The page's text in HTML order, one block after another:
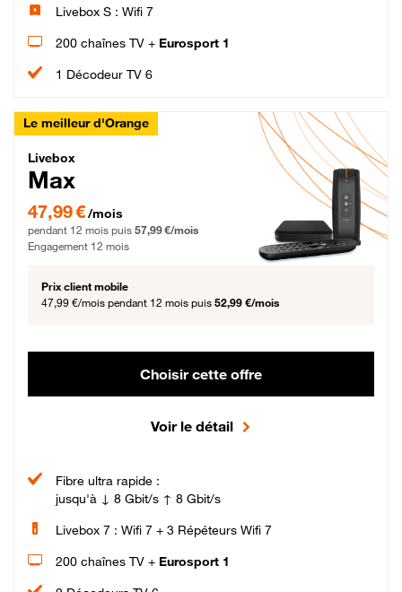
Livebox S : Wifi 7
200 chaînes TV + Eurosport 1
1 Décodeur TV 6
Le meilleur d'Orange
Livebox Max Fibre
Livebox
Max
47,99 € par mois pendant 12 mois puis 57,99 € par mois, Engagement 12 mois
47,99 €/mois
pendant 12 mois puis 57,99 €/mois
Engagement 12 mois
Prix client mobile
47,99 €/mois pendant 12 mois puis 52,99 €/mois
Choisir cette offre
Voir le détail
Fibre ultra rapide :
jusqu'à ↓ 8 Gbit/s ↑ 8 Gbit/s
Livebox 7 : Wifi 7 + 3 Répéteurs Wifi 7
200 chaînes TV + Eurosport 1